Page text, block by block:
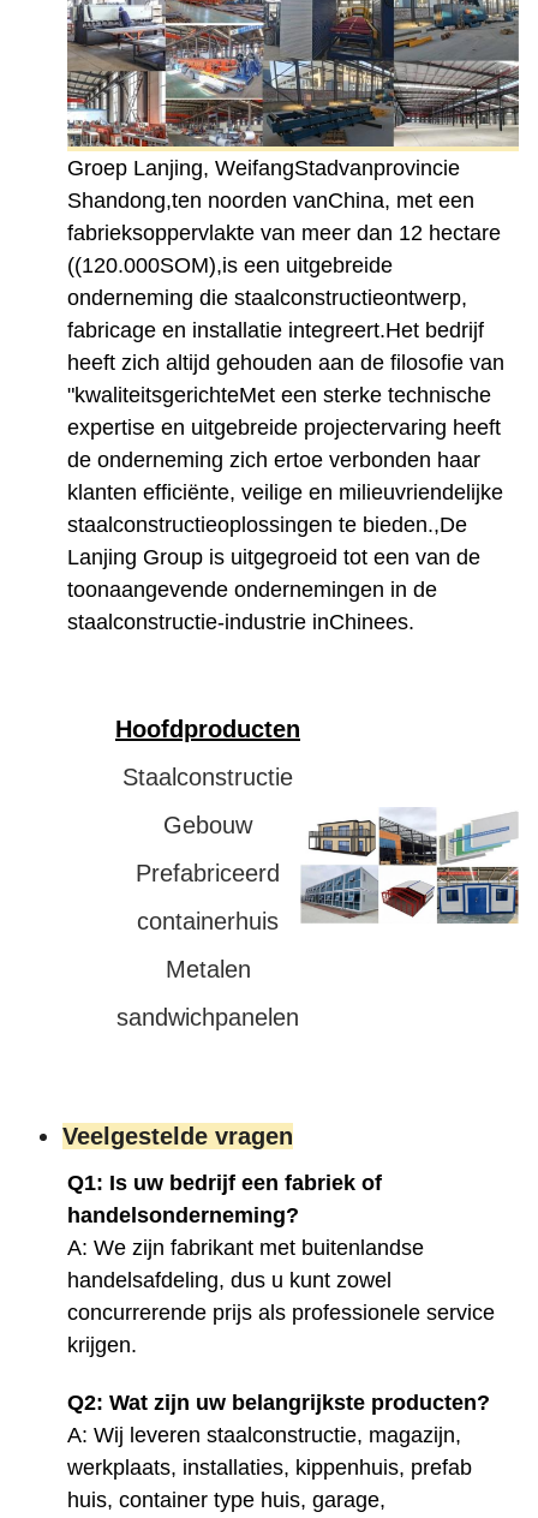
Groep Lanjing, WeifangStadvanprovincie
Shandong,ten noorden vanChina, met een
fabrieksoppervlakte van meer dan 12 hectare
((120.000SOM),is een uitgebreide
onderneming die staalconstructieontwerp,
fabricage en installatie integreert.Het bedrijf
heeft zich altijd gehouden aan de filosofie van
"kwaliteitsgerichteMet een sterke technische
expertise en uitgebreide projectervaring heeft
de onderneming zich ertoe verbonden haar
klanten efficiënte, veilige en milieuvriendelijke
staalconstructieoplossingen te bieden.,De
Lanjing Group is uitgegroeid tot een van de
toonaangevende ondernemingen in de
staalconstructie-industrie inChinees.
Hoofdproducten
Staalconstructie
Gebouw
Prefabriceerd
containerhuis
Metalen
sandwichpanelen
Veelgestelde vragen
Q1: Is uw bedrijf een fabriek of
handelsonderneming?
A: We zijn fabrikant met buitenlandse
handelsafdeling, dus u kunt zowel
concurrerende prijs als professionele service
krijgen.
Q2: Wat zijn uw belangrijkste producten?
A: Wij leveren staalconstructie, magazijn,
werkplaats, installaties, kippenhuis, prefab
huis, container type huis, garage,